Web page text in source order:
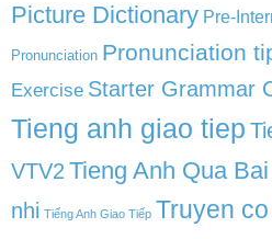
Picture Dictionary Pre-
Pronunciation Pronunciation
Exercise Starter Grammar
Tieng anh giao tiep
VTV2 Tieng Anh Qua
nhi Tiếng Anh Giao Tiếp Truyen